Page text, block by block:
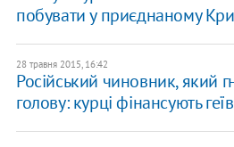
побувати у приєднаному
28 травня 2015, 16:42
Російський чиновник, який
голову: курці фінансують геїв